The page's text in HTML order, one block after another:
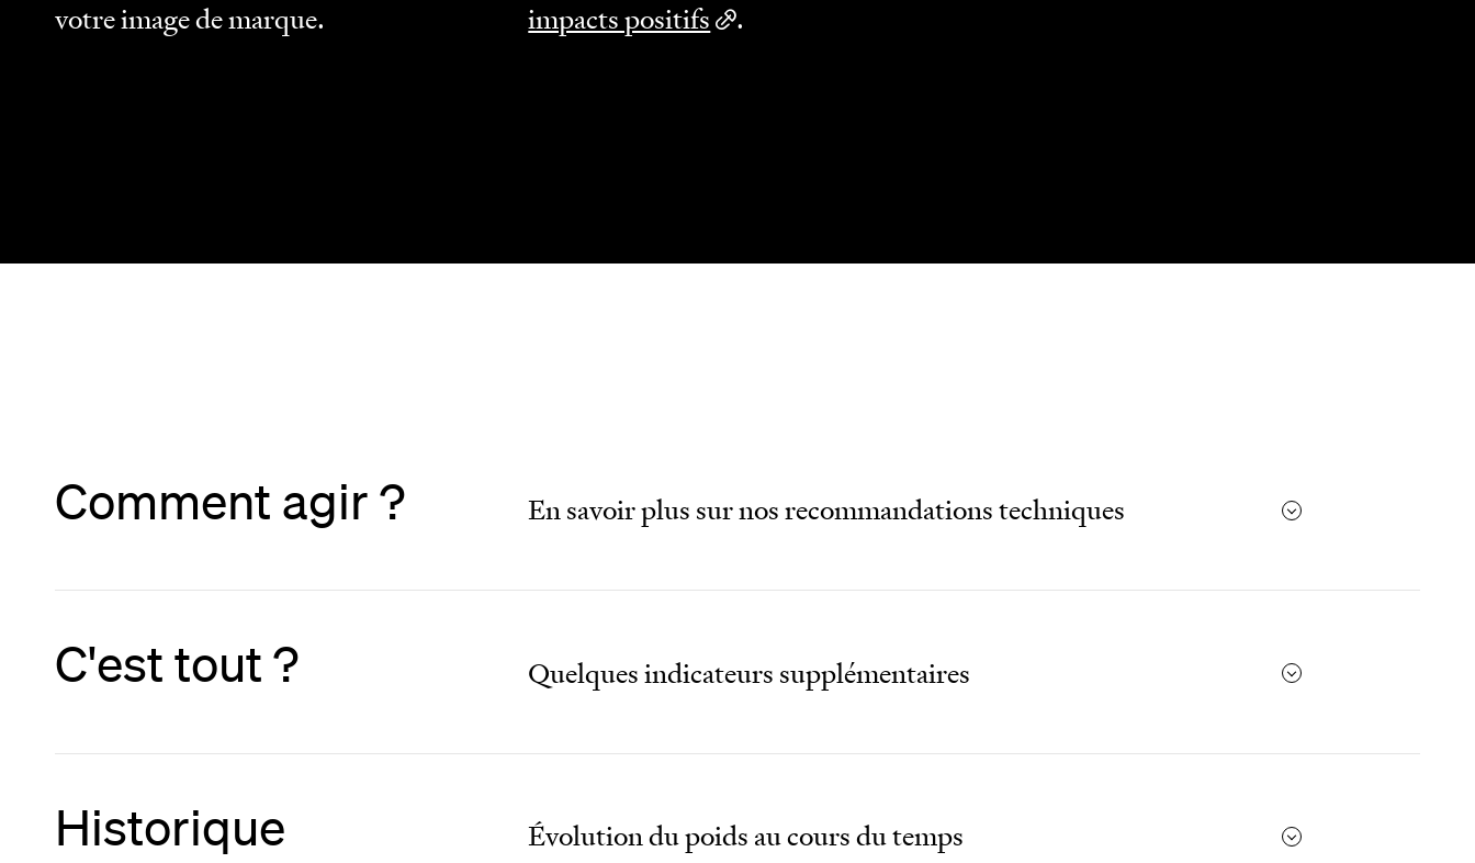
votre image de marque.
impacts positifs
.
Comment agir ? En savoir plus sur nos recommandations techniques
C'est tout ? Quelques indicateurs supplémentaires
Historique Évolution du poids au cours du temps